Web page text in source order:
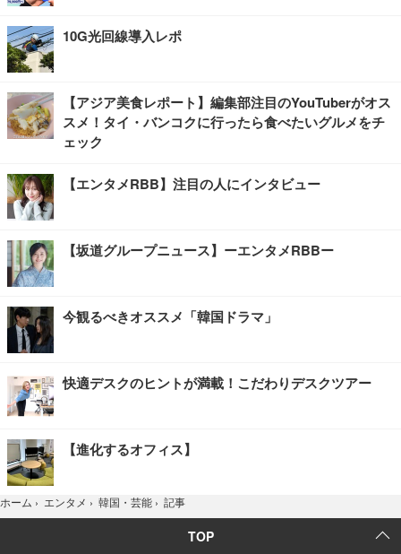
10G光回線導入レポ
【アジア美食レポート】編集部注目のYouTuberがオス
スメ！タイ・バンコクに行ったら食べたいグルメをチ
ェック
【エンタメRBB】注目の人にインタビュー
【坂道グループニュース】ーエンタメRBBー
今観るべきオススメ「韓国ドラマ」
快適デスクのヒントが満載！こだわりデスクツアー
【進化するオフィス】
ホーム › エンタメ › 韓国・芸能 › 記事
TOP